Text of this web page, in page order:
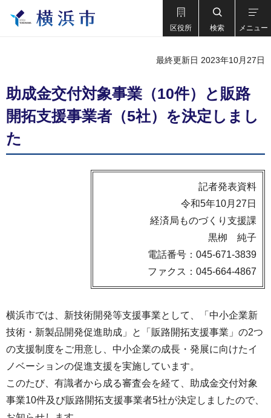
区役所 検索 メニュー
最終更新日 2023年10月27日
助成金交付対象事業（10件）と販路
開拓支援事業者（5社）を決定しまし
た
記者発表資料
令和5年10月27日
経済局ものづくり支援課
黒栁 純子
電話番号：045-671-3839
ファクス：045-664-4867
横浜市では、新技術開発等支援事業として、「中小企業新
技術・新製品開発促進助成」と「販路開拓支援事業」の2つ
の支援制度をご用意し、中小企業の成長・発展に向けたイ
ノベーションの促進支援を実施しています。
このたび、有識者から成る審査会を経て、助成金交付対象
事業10件及び販路開拓支援事業者5社が決定しましたので、